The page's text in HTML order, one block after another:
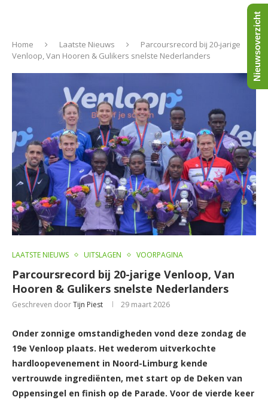
Home Laatste Nieuws
Parcoursrecord bij 20-jarige
Venloop, Van Hooren & Gulikers snelste Nederlanders
LAATSTE NIEUWS UITSLAGEN VOORPAGINA
Parcoursrecord bij 20-jarige Venloop, Van
Hooren & Gulikers snelste Nederlanders
Geschreven doorTijn Piest 29 maart 2026
Onder zonnige omstandigheden vond deze zondag de
19e Venloop plaats. Het wederom uitverkochte
hardloopevenement in Noord-Limburg kende
vertrouwde ingrediënten, met start op de Deken van
Oppensingel en finish op de Parade. Voor de vierde keer
Nieuwsoverzicht